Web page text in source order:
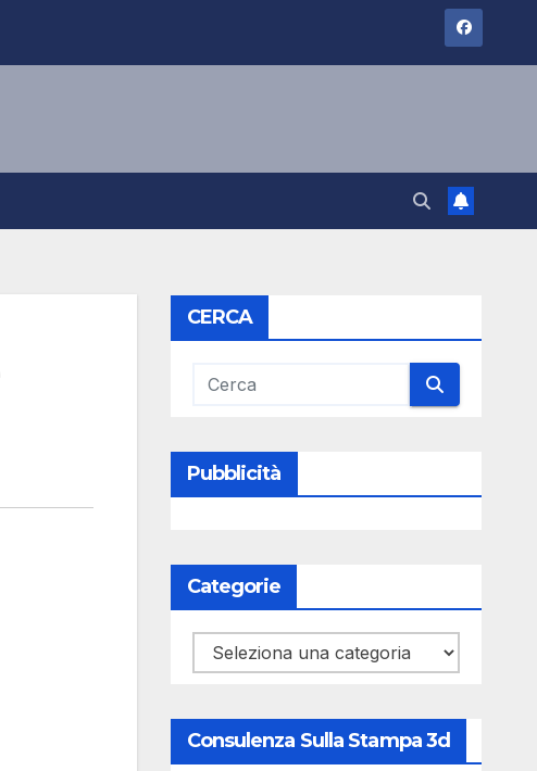
CERCA
Pubblicità
Categorie
Categorie
Consulenza Sulla Stampa 3d